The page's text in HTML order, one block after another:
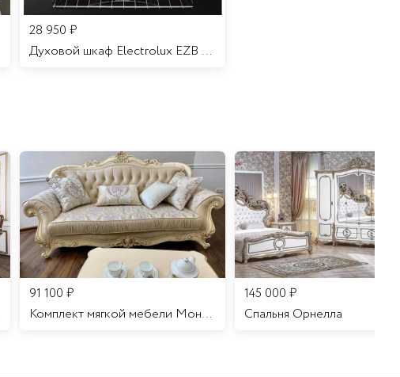
28 950 ₽
Духовой шкаф Electrolux EZB 52410 AK
91 100 ₽
Комплект мягкой мебели Мона Лиза
145 000 ₽
Cпальня Орнелла